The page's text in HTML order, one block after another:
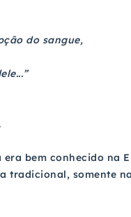
do sangue,
bem conhecido na
tradicional, somente